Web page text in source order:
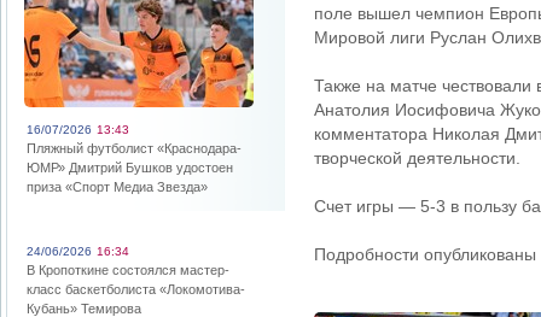
16/07/2026 13:43
Пляжный футболист «Краснодара-
ЮМР» Дмитрий Бушков удостоен
приза «Спорт Медиа Звезда»
24/06/2026 16:34
В Кропоткине состоялся мастер-
класс баскетболиста «Локомотива-
Кубань» Темирова
поле вышел чемпион
Мировой лиги Руслан
Также на матче
Анатолия Иосифовича
комментатора Николая
творческой деятельности.
Счет игры — 5-3 в пользу
Подробности опубликованы